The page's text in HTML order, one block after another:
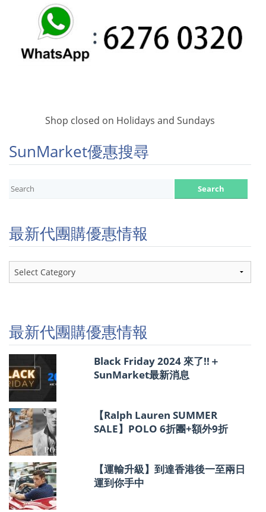
Shop closed on Holidays and Sundays
SunMarket優惠搜尋
最新代團購優惠情報
最
新
優
惠
情
報
最新代團購優惠情報
Black Friday 2024 來了!!＋
SunMarket最新消息
【Ralph Lauren SUMMER
SALE】POLO 6折團+額外9折
【運輸升級】到達香港後一至兩日
運到你手中